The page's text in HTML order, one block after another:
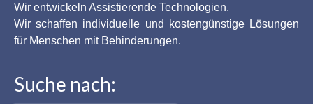
Wir entwickeln Assistierende Technologien.
Wir schaffen individuelle und kostengünstige Lösungen
für Menschen mit Behinderungen.
Suche nach: